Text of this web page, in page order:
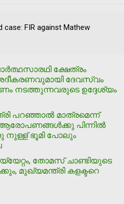
case: FIR against Mathew
ക്ഷേത്രം
ദേവസ്വം
നടത്തുന്നവരുടെ ഉദ്ദേശ്യം
പറഞ്ഞാല്‍ മാത്രമെന്ന്
പിന്നില്‍
ഭൂമി പോലും
തോമസ് ചാണ്ടിയുടെ
മുഖ്യമന്ത്രി കളക്ടറെ